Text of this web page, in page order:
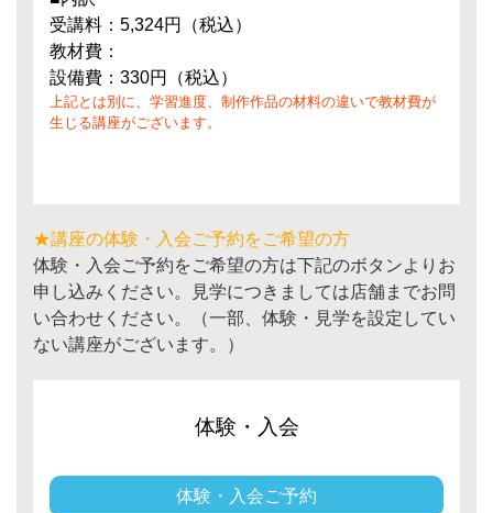
受講料：5,324円（税込）
教材費：
設備費：330円（税込）
上記とは別に、学習進度、制作作品の材料の違いで教材費が
生じる講座がございます。
★講座の体験・入会ご予約をご希望の方
体験・入会ご予約をご希望の方は下記のボタンよりお
申し込みください。見学につきましては店舗までお問
い合わせください。（一部、体験・見学を設定してい
ない講座がございます。）
体験・入会
体験・入会ご予約